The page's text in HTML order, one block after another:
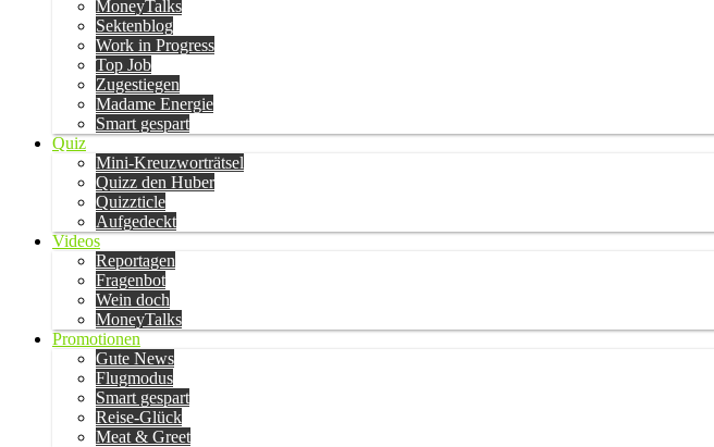
MoneyTalks
Sektenblog
Work in Progress
Top Job
Zugestiegen
Madame Energie
Smart gespart
Quiz
Mini-Kreuzworträtsel
Quizz den Huber
Quizzticle
Aufgedeckt
Videos
Reportagen
Fragenbot
Wein doch
MoneyTalks
Promotionen
Gute News
Flugmodus
Smart gespart
Reise-Glück
Meat & Greet